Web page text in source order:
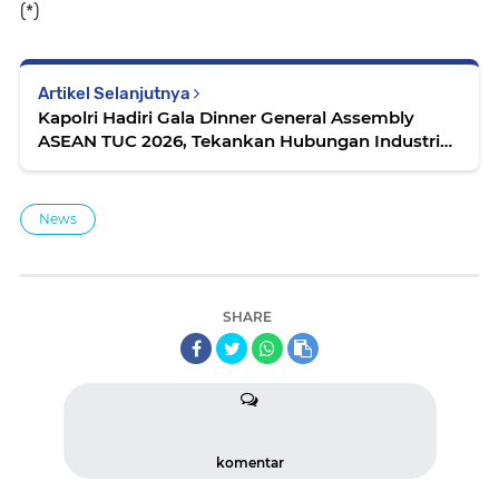
(*)
Artikel Selanjutnya
Kapolri Hadiri Gala Dinner General Assembly
ASEAN TUC 2026, Tekankan Hubungan Industrial
News
SHARE
komentar